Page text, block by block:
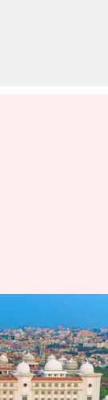
वाले
होगा